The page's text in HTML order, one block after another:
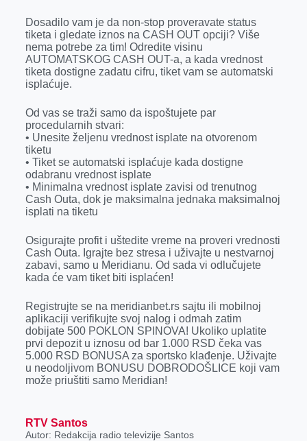
Dosadilo vam je da non-stop proveravate status
tiketa i gledate iznos na CASH OUT opciji? Više
nema potrebe za tim! Odredite visinu
AUTOMATSKOG CASH OUT-a, a kada vrednost
tiketa dostigne zadatu cifru, tiket vam se automatski
isplaćuje.
Od vas se traži samo da ispoštujete par
procedularnih stvari:
• Unesite željenu vrednost isplate na otvorenom
tiketu
• Tiket se automatski isplaćuje kada dostigne
odabranu vrednost isplate
• Minimalna vrednost isplate zavisi od trenutnog
Cash Outa, dok je maksimalna jednaka maksimalnoj
isplati na tiketu
Osigurajte profit i uštedite vreme na proveri vrednosti
Cash Outa. Igrajte bez stresa i uživajte u nestvarnoj
zabavi, samo u Meridianu. Od sada vi odlučujete
kada će vam tiket biti isplaćen!
Registrujte se na meridianbet.rs sajtu ili mobilnoj
aplikaciji verifikujte svoj nalog i odmah zatim
dobijate 500 POKLON SPINOVA! Ukoliko uplatite
prvi depozit u iznosu od bar 1.000 RSD čeka vas
5.000 RSD BONUSA za sportsko klađenje. Uživajte
u neodoljivom BONUSU DOBRODOŠLICE koji vam
može priuštiti samo Meridian!
RTV Santos
Autor: Redakcija radio televizije Santos